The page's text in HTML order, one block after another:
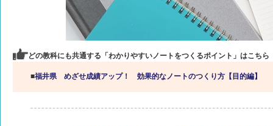
どの教科にも共通する「わかりやすいノートをつくるポイント」はこちら
■福井県 めざせ成績アップ！ 効果的なノートのつくり方【目的編】